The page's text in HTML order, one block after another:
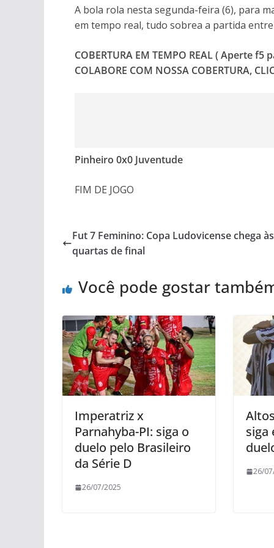
A bola rola nesta segunda-feira (6), para
em tempo real, tudo sobrea a partida
COBERTURA EM TEMPO REAL ( Aperte
COLABORE COM NOSSA COBERTURA,
Pinheiro 0x0 Juventude
FIM DE JOGO
Fut 7 Feminino: Copa Ludovicense chega às
quartas de final
Você pode gostar
Imperatriz x
Parnahyba-PI: siga o
duelo pelo Brasileiro
da Série D
26/07/2025
siga
26/